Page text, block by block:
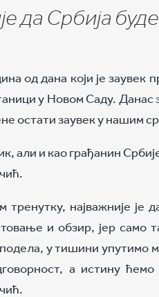
да Србија
од дана који је
у Новом Саду.
остати заувек у нашим
али и као грађанин
најважније је
и обзир, јер само
у тишини упутимо
а истину